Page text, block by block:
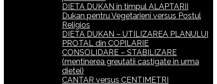
DIETA DUKAN in timpul ALAPTARII
Dukan pentru Vegetarieni versus Postul
Religios
DIETA DUKAN – UTILIZAREA PLANULUI
PROTAL din COPILARIE
CONSOLIDARE – STABILIZARE
(mentinerea greutatii castigate in urma
dietei)
CANTAR versus CENTIMETRI